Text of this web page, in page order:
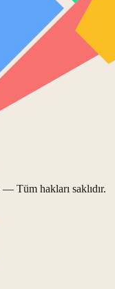
— Tüm hakları saklıdır.